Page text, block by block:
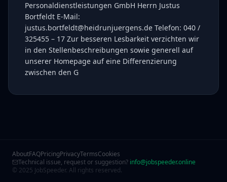
Personaldienstleistungen GmbH Herrn Justus
Bortfeldt E-Mail:
justus.bortfeldt@heidrunjuergens.de Telefon: 040 /
325455 – 17 Zur besseren Lesbarkeit verzichten wir
in den Stellenbeschreibungen sowie generell auf
unserer Homepage auf eine Differenzierung
zwischen den G
AboutFAQPricingPrivacyTermsCookies
Technical issue, request or suggestion? info@jobspeeder.online
© 2025 JobSpeeder. All rights reserved.